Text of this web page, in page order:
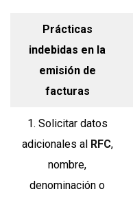
Prácticas
indebidas en la
emisión de
facturas
1. Solicitar datos
adicionales al RFC,
nombre,
denominación o